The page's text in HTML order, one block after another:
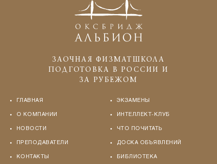
ЗАОЧНАЯ ФИЗМАТШКОЛА
ПОДГОТОВКА В РОССИИ И
ЗА РУБЕЖОМ
ГЛАВНАЯ
О КОМПАНИИ
НОВОСТИ
ПРЕПОДАВАТЕЛИ
КОНТАКТЫ
ЭКЗАМЕНЫ
ИНТЕЛЛЕКТ-КЛУБ
ЧТО ПОЧИТАТЬ
ДОСКА ОБЪЯВЛЕНИЙ
БИБЛИОТЕКА